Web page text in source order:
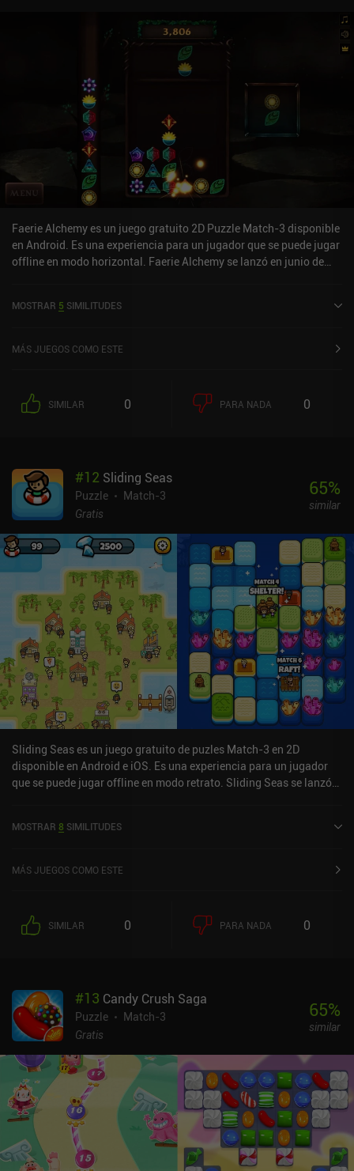
Faerie Alchemy es un juego gratuito 2D Puzzle Match-3 disponible
en Android. Es una experiencia para un jugador que se puede jugar
offline en modo horizontal. Faerie Alchemy se lanzó en junio de
MOSTRAR 5 SIMILITUDES
MÁS JUEGOS COMO ESTE
SIMILAR 0 PARA NADA 0
#12 Sliding Seas
Puzzle
Match-3
Gratis
65%
similar
Sliding Seas es un juego gratuito de puzles Match-3 en 2D
disponible en Android e iOS. Es una experiencia para un jugador
que se puede jugar offline en modo retrato. Sliding Seas se lanzó
MOSTRAR 8 SIMILITUDES
MÁS JUEGOS COMO ESTE
SIMILAR 0 PARA NADA 0
#13 Candy Crush Saga
Puzzle
Match-3
Gratis
65%
similar